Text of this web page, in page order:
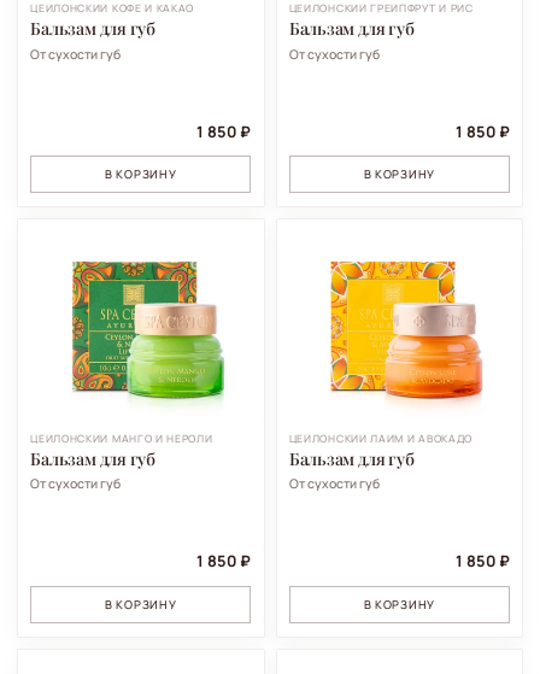
ЦЕЙЛОНСКИЙ КОФЕ И КАКАО
Бальзам для губ
От сухости губ
1 850 ₽
В КОРЗИНУ
ЦЕЙЛОНСКИЙ ГРЕЙПФРУТ И РИС
Бальзам для губ
От сухости губ
1 850 ₽
В КОРЗИНУ
ЦЕЙЛОНСКИЙ МАНГО И НЕРОЛИ
Бальзам для губ
От сухости губ
1 850 ₽
В КОРЗИНУ
ЦЕЙЛОНСКИЙ ЛАЙМ И АВОКАДО
Бальзам для губ
От сухости губ
1 850 ₽
В КОРЗИНУ